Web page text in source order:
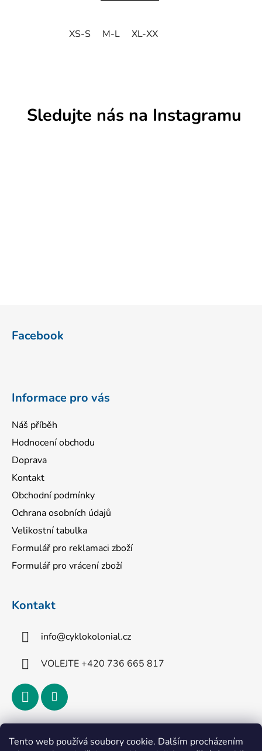
Tento web používá soubory cookie. Dalším procházením
XS-S M-L XL-XX
Sledujte nás na Instagramu
Facebook
Informace pro vás
Náš příběh
Hodnocení obchodu
Doprava
Kontakt
Obchodní podmínky
Ochrana osobních údajů
Velikostní tabulka
Formulář pro reklamaci zboží
Formulář pro vrácení zboží
Kontakt
info@cyklokolonial.cz
VOLEJTE +420 736 665 817
Přijímáme online platby